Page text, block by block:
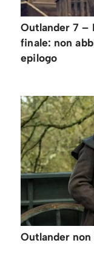
Outlander 7 –
finale: non
epilogo
Outlander